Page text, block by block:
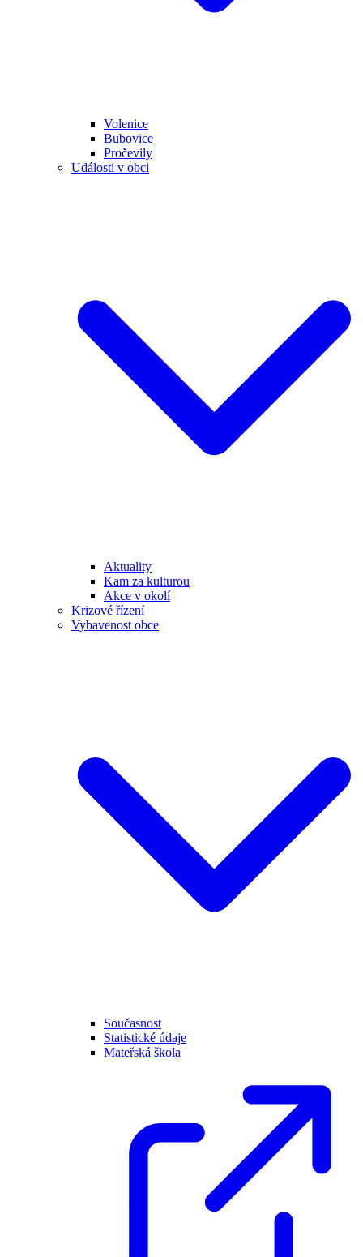
Volenice
Bubovice
Pročevily
Události v obci
Aktuality
Kam za kulturou
Akce v okolí
Krizové řízení
Vybavenost obce
Současnost
Statistické údaje
Mateřská škola